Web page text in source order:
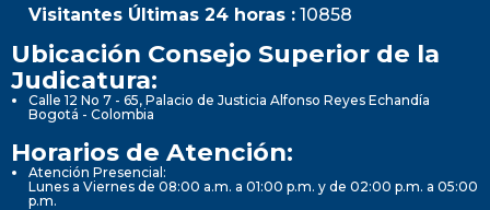
Visitantes Últimas 24 horas : 10858
Ubicación Consejo Superior de la
Judicatura:
Calle 12 No 7 - 65, Palacio de Justicia Alfonso Reyes Echandía
Bogotá - Colombia
Horarios de Atención:
Atención Presencial:
Lunes a Viernes de 08:00 a.m. a 01:00 p.m. y de 02:00 p.m. a 05:00
p.m.